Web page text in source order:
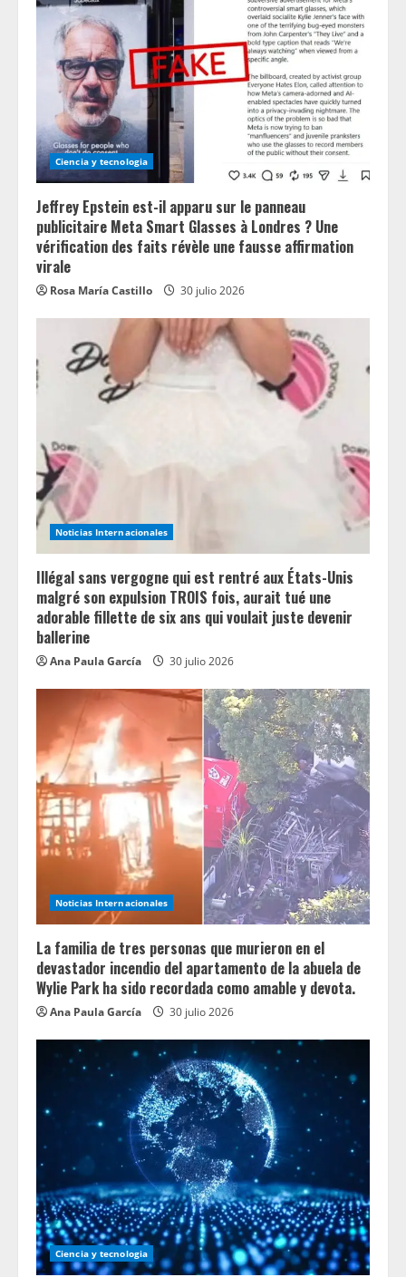
Ciencia y tecnologia
Jeffrey Epstein est-il apparu sur le panneau
publicitaire Meta Smart Glasses à Londres ? Une
vérification des faits révèle une fausse affirmation
virale
Rosa María Castillo 30 julio 2026
Noticias Internacionales
Illégal sans vergogne qui est rentré aux États-Unis
malgré son expulsion TROIS fois, aurait tué une
adorable fillette de six ans qui voulait juste devenir
ballerine
Ana Paula García 30 julio 2026
Noticias Internacionales
La familia de tres personas que murieron en el
devastador incendio del apartamento de la abuela de
Wylie Park ha sido recordada como amable y devota.
Ana Paula García 30 julio 2026
Ciencia y tecnologia